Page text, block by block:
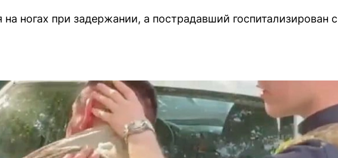
ногах при задержании, а пострадавший госпитализирован с